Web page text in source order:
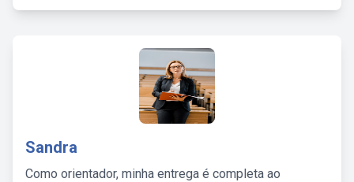
Sandra
Como orientador, minha entrega é completa ao